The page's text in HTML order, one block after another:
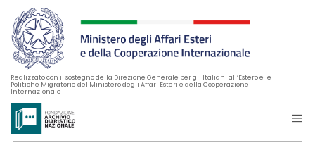
Realizzato con il sostegno della Direzione Generale per gli Italiani all’Estero e le
Politiche Migratorie del Ministero degli Affari Esteri e della Cooperazione
Internazionale